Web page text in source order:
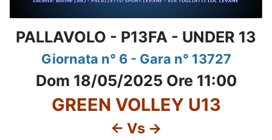
PALLAVOLO - P13FA - UNDER 13
Giornata n° 6 - Gara n° 13727
Dom 18/05/2025 Ore 11:00
GREEN VOLLEY U13
<- Vs ->